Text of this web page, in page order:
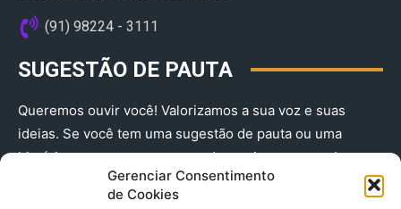
Gerenciar Consentimento
de Cookies
(91) 98224 - 3111
SUGESTÃO DE PAUTA
Queremos ouvir você! Valorizamos a sua voz e suas
ideias. Se você tem uma sugestão de pauta ou uma
história que merece ser contada, envie-nos agora!
(91) 98224 - 3111